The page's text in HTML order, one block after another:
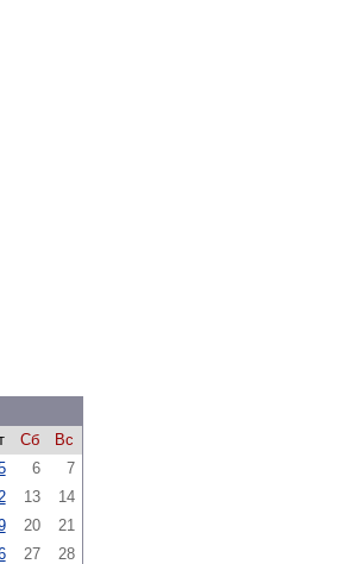
Сб
Вс
6
7
13
14
20
21
27
28